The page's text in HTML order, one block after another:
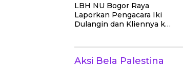
LBH NU Bogor Raya
Laporkan Pengacara Iki
Dulangin dan Kliennya ke
Aksi Bela Palestina